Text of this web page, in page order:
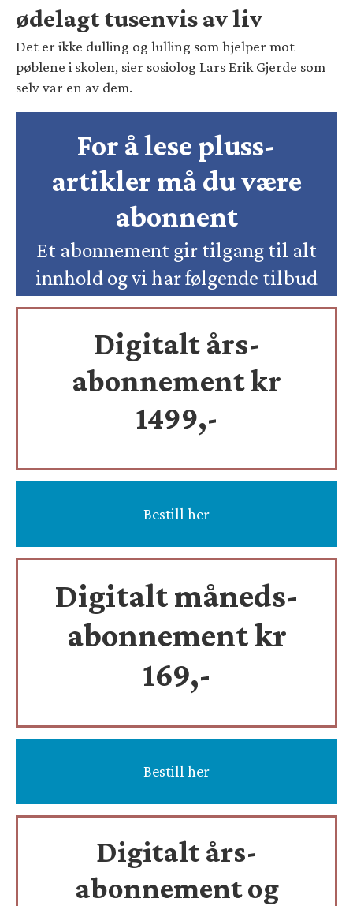
ødelagt tusenvis av liv
Det er ikke dulling og lulling som hjelper mot
pøblene i skolen, sier sosiolog Lars Erik Gjerde som
selv var en av dem.
For å lese pluss-
artikler må du være
abonnent
Et abonnement gir tilgang til alt
innhold og vi har følgende tilbud
Digitalt års-
abonnement kr
1499,-
Bestill her
Digitalt måneds-
abonnement kr
169,-
Bestill her
Digitalt års-
abonnement og